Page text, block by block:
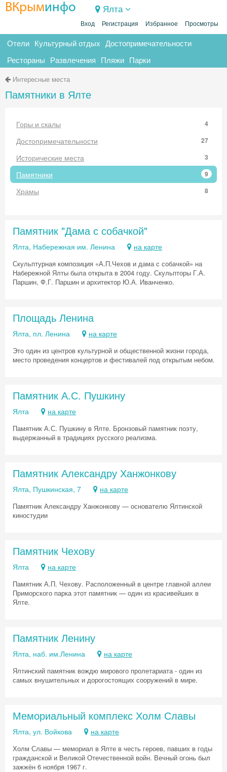
ВКрыминфо Ялта
Вход Регистрация Избранное Просмотры
Отели Культурный отдых Достопримечательности
Рестораны Развлечения Пляжи Парки
Интересные места
Памятники в Ялте
Горы и скалы 4
Достопримечательности 27
Исторические места 3
Памятники 9
Храмы 8
Памятник "Дама с собачкой"
Ялта, Набережная им. Ленина на карте
Скульптурная композиция «А.П.Чехов и дама с собачкой» на
Набережной Ялты была открыта в 2004 году. Скульпторы Г.А.
Паршин, Ф.Г. Паршин и архитектор Ю.А. Иванченко.
Площадь Ленина
Ялта, пл. Ленина на карте
Это один из центров культурной и общественной жизни города,
место проведения концертов и фестивалей под открытым небом.
Памятник А.С. Пушкину
Ялта на карте
Памятник А.С. Пушкину в Ялте. Бронзовый памятник поэту,
выдержанный в традициях русского реализма.
Памятник Александру Ханжонкову
Ялта, Пушкинская, 7 на карте
Памятник Александру Ханжонкову — основателю Ялтинской
киностудии
Памятник Чехову
Ялта на карте
Памятник А.П. Чехову. Расположенный в центре главной аллеи
Приморского парка этот памятник — один из красивейших в
Ялте.
Памятник Ленину
Ялта, наб. им.Ленина на карте
Ялтинский памятник вождю мирового пролетариата - один из
самых внушительных и дорогостоящих сооружений в мире.
Мемориальный комплекс Холм Славы
Ялта, ул. Войкова на карте
Холм Славы — мемориал в Ялте в честь героев, павших в годы
гражданской и Великой Отечественной войн. Вечный огонь был
зажжён 6 ноября 1967 г.
Скидка −5%
промокод на первое бронирование!